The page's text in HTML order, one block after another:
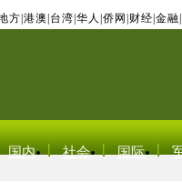
方 港澳 台湾 华人 侨网 财经 金融
国内 社会 国际